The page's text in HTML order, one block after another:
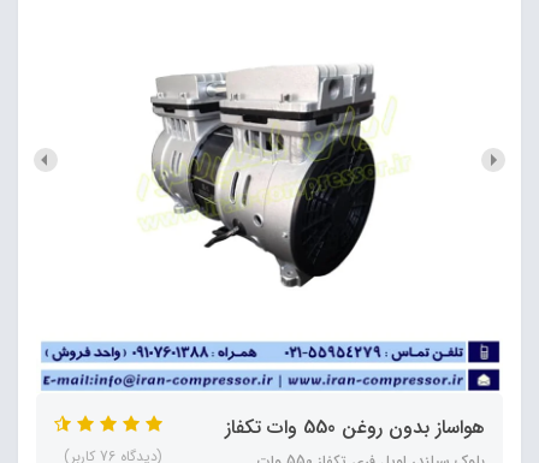
هواساز بدون روغن 550 وات تکفاز
(دیدگاه 76 کاربر)